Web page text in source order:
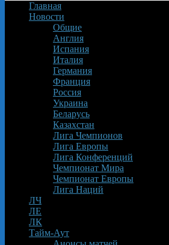
Главная
Новости
Общие
Англия
Испания
Италия
Германия
Франция
Россия
Украина
Беларусь
Казахстан
Лига Чемпионов
Лига Европы
Лига Конференций
Чемпионат Мира
Чемпионат Европы
Лига Наций
ЛЧ
ЛЕ
ЛК
Тайм-Аут